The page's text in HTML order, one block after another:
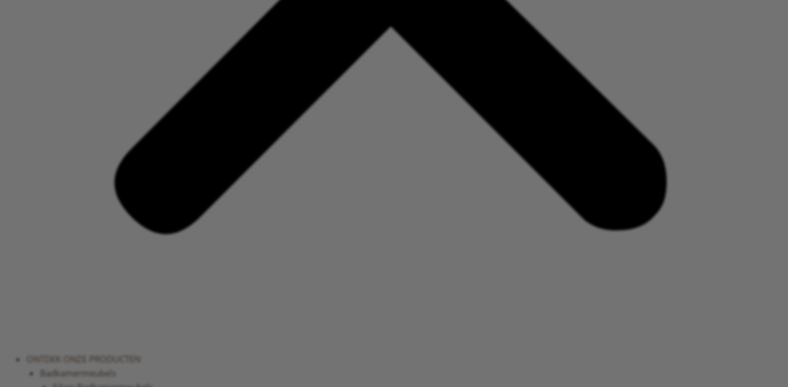
ONTDEK ONZE PRODUCTEN
Badkamermeubels